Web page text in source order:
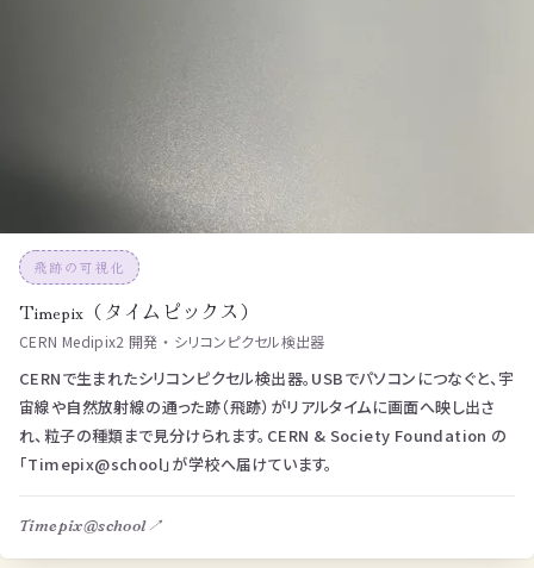
飛跡の可視化
Timepix（タイムピックス）
CERN Medipix2 開発 ・ シリコンピクセル検出器
CERNで生まれたシリコンピクセル検出器。USBでパソコンにつなぐと、宇
宙線や自然放射線の通った跡（飛跡）がリアルタイムに画面へ映し出さ
れ、粒子の種類まで見分けられます。CERN & Society Foundation の
「Timepix@school」が学校へ届けています。
Timepix@school↗